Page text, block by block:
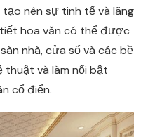
nên sự tinh tế và lãng
tiết hoa văn có thể được
nhà, cửa sổ và các bề
thuật và làm nổi bật
cổ điển.